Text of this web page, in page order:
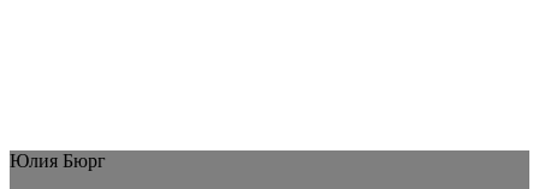
Юлия Бюрг